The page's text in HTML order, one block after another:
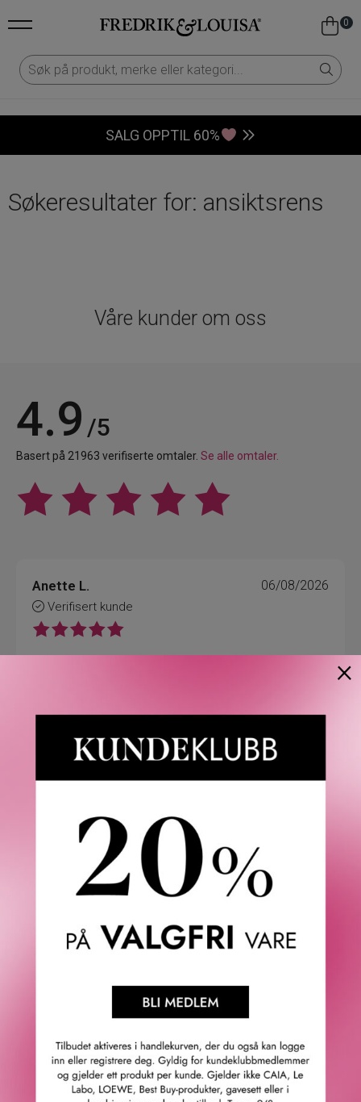
0
SALG OPPTIL 60%
Søkeresultater for: ansiktsrens
Våre kunder om oss
4.9 /5
Basert på 21963 verifiserte omtaler. Se alle omtaler.
Anette L.
Verifisert kunde
06/08/2026
Topp
Fredrik & Louisa
Om Fredrik & Louisa
Autorisert forhandler
Våre butikker
Personvern
Kundesenter
×